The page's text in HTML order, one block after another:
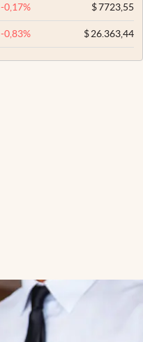
-0,17% $7723,55
-0,83% $26.363,44